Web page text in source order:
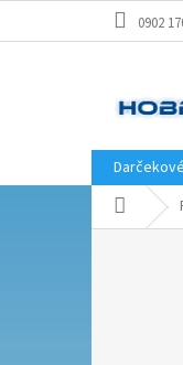
0902
Domov